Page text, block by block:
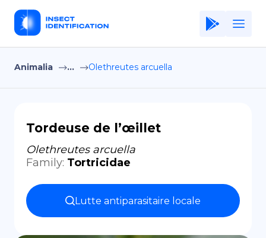
Home
Terms of Use
Privacy Policy
EN
Animalia ... Olethreutes arcuella
Tordeuse de l’œillet
Olethreutes arcuella
Family: Tortricidae
Lutte antiparasitaire locale